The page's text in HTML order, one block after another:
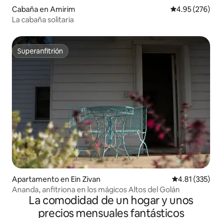
Cabaña en Amirim Calificación
4.95 (276)
La cabaña solitaria
Superanfitrión
Superanfitrión
Apartamento en Ein Zivan Calificación
4.81 (335)
Ananda, anfitriona en los mágicos Altos del Golán
La comodidad de un hogar y unos
precios mensuales fantásticos